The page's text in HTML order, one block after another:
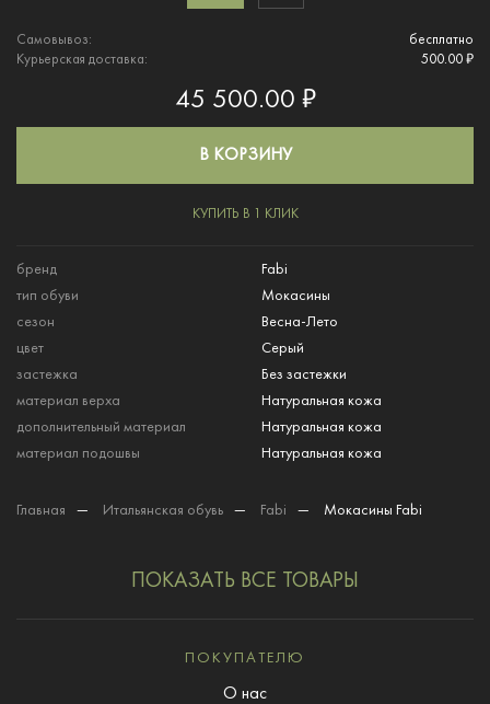
Самовывоз:
бесплатно
Курьерская доставка:
500.00 ₽
45 500.00 ₽
В КОРЗИНУ
КУПИТЬ В 1 КЛИК
бренд
Fabi
тип обуви
Мокасины
сезон
Весна-Лето
цвет
Серый
застежка
Без застежки
материал верха
Натуральная кожа
дополнительный материал
Натуральная кожа
материал подошвы
Натуральная кожа
Главная — Итальянская обувь — Fabi — Мокасины Fabi
ПОКАЗАТЬ ВСЕ ТОВАРЫ
ПОКУПАТЕЛЮ
О нас